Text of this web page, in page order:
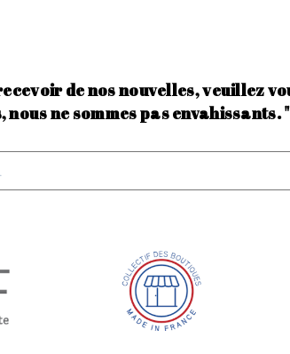
de nos nouvelles, veuillez
nous ne sommes pas envahissants. "